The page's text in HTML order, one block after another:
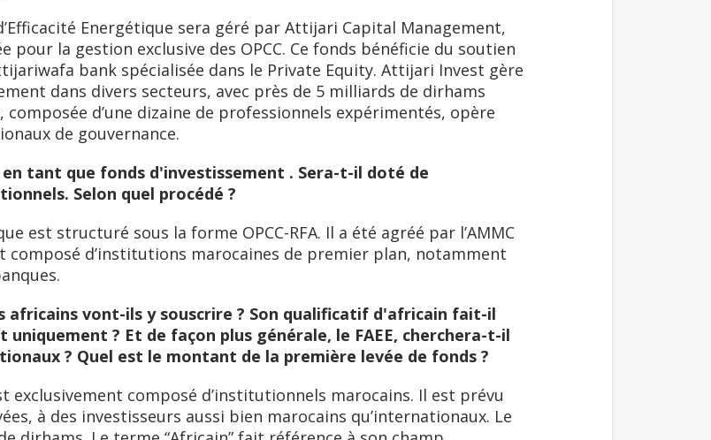
Energétique sera géré par Attijari Capital Management,
pour la gestion exclusive des OPCC. Ce fonds bénéficie du soutien
bank spécialisée dans le Private Equity. Attijari Invest gère
dans divers secteurs, avec près de 5 milliards de dirhams
composée d’une dizaine de professionnels expérimentés, opère
de gouvernance.
tant que fonds d'investissement . Sera-t-il doté de
Selon quel procédé ?
est structuré sous la forme OPCC-RFA. Il a été agréé par l’AMMC
d’institutions marocaines de premier plan, notamment
africains vont-ils y souscrire ? Son qualificatif d'africain fait-il
? Et de façon plus générale, le FAEE, cherchera-t-il
? Quel est le montant de la première levée de fonds ?
composé d’institutionnels marocains. Il est prévu
à des investisseurs aussi bien marocains qu’internationaux. Le